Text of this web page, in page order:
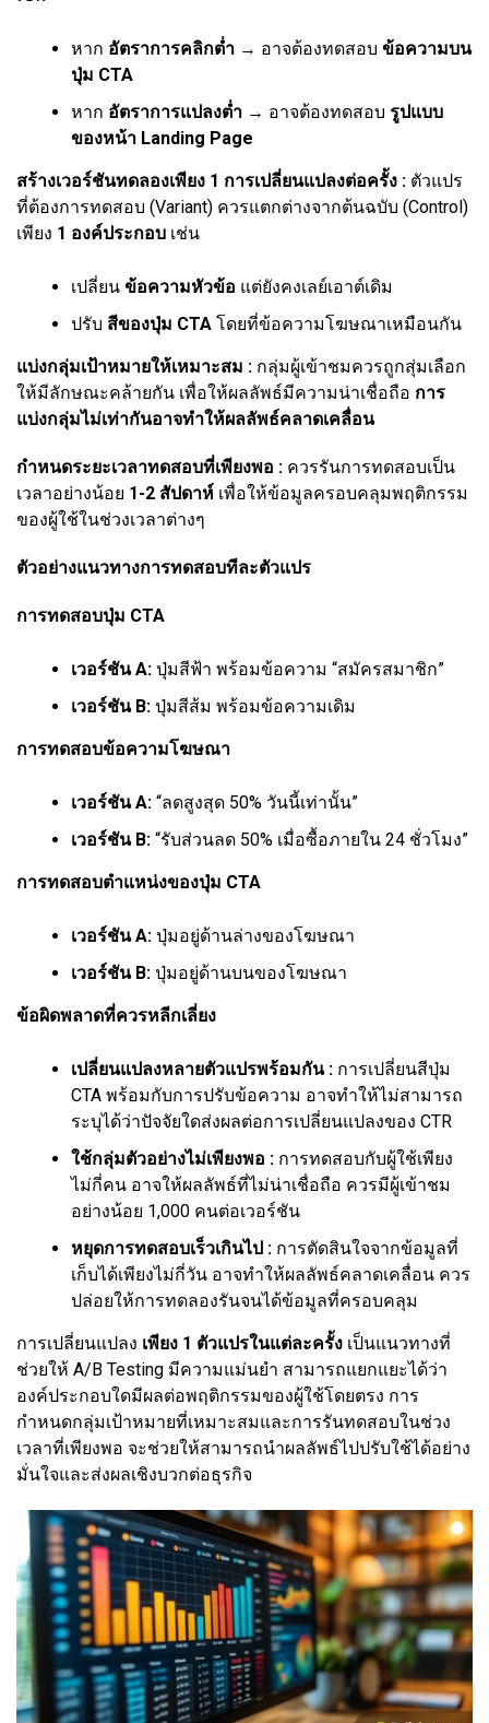
หาก อัตราการคลิกต่ำ → อาจต้องทดสอบ ข้อความบน
ปุ่ม CTA
หาก อัตราการแปลงต่ำ → อาจต้องทดสอบ รูปแบบ
ของหน้า Landing Page
สร้างเวอร์ชันทดลองเพียง 1 การเปลี่ยนแปลงต่อครั้ง : ตัวแปร
ที่ต้องการทดสอบ (Variant) ควรแตกต่างจากต้นฉบับ (Control)
เพียง 1 องค์ประกอบ เช่น
เปลี่ยน ข้อความหัวข้อ แต่ยังคงเลย์เอาต์เดิม
ปรับ สีของปุ่ม CTA โดยที่ข้อความโฆษณาเหมือนกัน
แบ่งกลุ่มเป้าหมายให้เหมาะสม : กลุ่มผู้เข้าชมควรถูกสุ่มเลือก
ให้มีลักษณะคล้ายกัน เพื่อให้ผลลัพธ์มีความน่าเชื่อถือ การ
แบ่งกลุ่มไม่เท่ากันอาจทำให้ผลลัพธ์คลาดเคลื่อน
กำหนดระยะเวลาทดสอบที่เพียงพอ : ควรรันการทดสอบเป็น
เวลาอย่างน้อย 1-2 สัปดาห์ เพื่อให้ข้อมูลครอบคลุมพฤติกรรม
ของผู้ใช้ในช่วงเวลาต่างๆ
ตัวอย่างแนวทางการทดสอบทีละตัวแปร
การทดสอบปุ่ม CTA
เวอร์ชัน A: ปุ่มสีฟ้า พร้อมข้อความ “สมัครสมาชิก”
เวอร์ชัน B: ปุ่มสีส้ม พร้อมข้อความเดิม
การทดสอบข้อความโฆษณา
เวอร์ชัน A: “ลดสูงสุด 50% วันนี้เท่านั้น”
เวอร์ชัน B: “รับส่วนลด 50% เมื่อซื้อภายใน 24 ชั่วโมง”
การทดสอบตำแหน่งของปุ่ม CTA
เวอร์ชัน A: ปุ่มอยู่ด้านล่างของโฆษณา
เวอร์ชัน B: ปุ่มอยู่ด้านบนของโฆษณา
ข้อผิดพลาดที่ควรหลีกเลี่ยง
เปลี่ยนแปลงหลายตัวแปรพร้อมกัน : การเปลี่ยนสีปุ่ม
CTA พร้อมกับการปรับข้อความ อาจทำให้ไม่สามารถ
ระบุได้ว่าปัจจัยใดส่งผลต่อการเปลี่ยนแปลงของ CTR
ใช้กลุ่มตัวอย่างไม่เพียงพอ : การทดสอบกับผู้ใช้เพียง
ไม่กี่คน อาจให้ผลลัพธ์ที่ไม่น่าเชื่อถือ ควรมีผู้เข้าชม
อย่างน้อย 1,000 คนต่อเวอร์ชัน
หยุดการทดสอบเร็วเกินไป : การตัดสินใจจากข้อมูลที่
เก็บได้เพียงไม่กี่วัน อาจทำให้ผลลัพธ์คลาดเคลื่อน ควร
ปล่อยให้การทดลองรันจนได้ข้อมูลที่ครอบคลุม
การเปลี่ยนแปลง เพียง 1 ตัวแปรในแต่ละครั้ง เป็นแนวทางที่
ช่วยให้ A/B Testing มีความแม่นยำ สามารถแยกแยะได้ว่า
องค์ประกอบใดมีผลต่อพฤติกรรมของผู้ใช้โดยตรง การ
กำหนดกลุ่มเป้าหมายที่เหมาะสมและการรันทดสอบในช่วง
เวลาที่เพียงพอ จะช่วยให้สามารถนำผลลัพธ์ไปปรับใช้ได้อย่าง
มั่นใจและส่งผลเชิงบวกต่อธุรกิจ